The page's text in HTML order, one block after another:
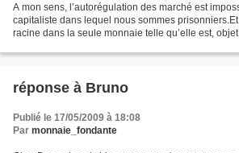
A mon sens, l’autorégulation des marché est
capitaliste dans lequel nous sommes
racine dans la seule monnaie telle qu’elle est, objet
réponse à Bruno
Publié le 17/05/2009 à 18:08
Par monnaie_fondante